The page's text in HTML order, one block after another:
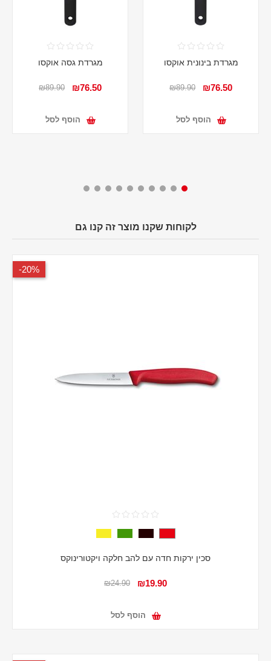
מגרדת בינונית אוקסו
₪76.50
₪89.90
הוסף לסל
מגרדת גסה אוקסו
₪76.50
₪89.90
הוסף לסל
לקוחות שקנו מוצר זה קנו גם
20%-
סכין ירקות חדה עם להב חלקה ויקטורינוקס
₪19.90
₪24.90
הוסף לסל